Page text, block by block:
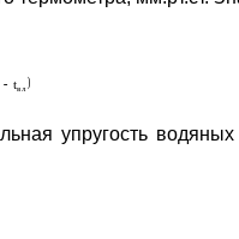
упругость